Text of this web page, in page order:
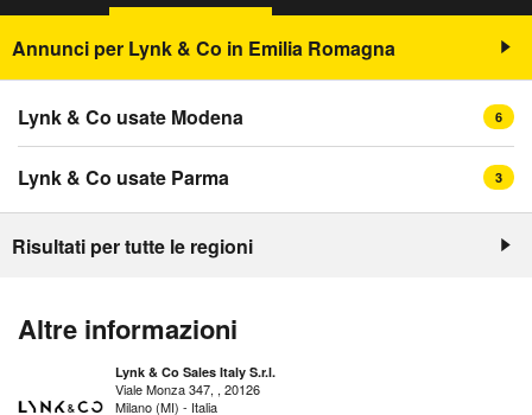
Annunci per Lynk & Co in Emilia Romagna
Lynk & Co usate Modena 6
Lynk & Co usate Parma 3
Risultati per tutte le regioni
Altre informazioni
Lynk & Co Sales Italy S.r.l.
Viale Monza 347, , 20126
Milano (MI) - Italia